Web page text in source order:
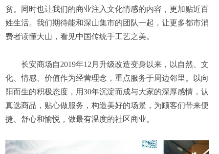
贫。同时也让我们的商业注入文化情感的内容，更加贴近百
姓生活。我们期待能和深山集市的团队一起，让更多都市消
费者读懂大山，看见中国传统手工艺之美。
长安商场自2019年12月升级改造变身以来，以自然、文
化、情感、价值作为经营理念，重点服务于周边邻里。以向
阳而生的积极态度，用30年沉淀而成与大家的深厚感情，认
真选商品，贴心做服务，构造美好的场景，为顾客们带来便
捷、舒心和愉悦，做最有温度的社区商业。